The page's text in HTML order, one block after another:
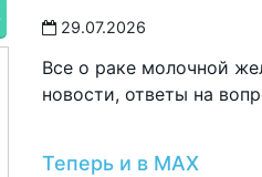
29.07.2026
Все о раке молочной
новости, ответы на
Теперь и в MAX